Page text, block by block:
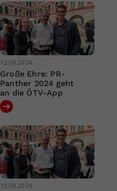
12.09.2024
Große Ehre: PR-
Panther 2024 geht
an die ÖTV-App
12.09.2024